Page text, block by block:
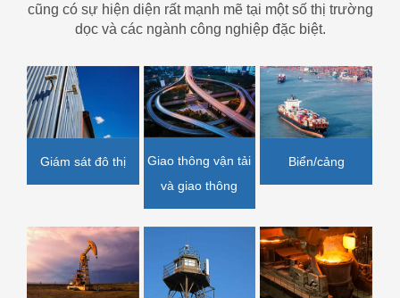
cũng có sự hiện diện rất mạnh mẽ tại một số thị trường
dọc và các ngành công nghiệp đặc biệt.
Giám sát đô thị
Giao thông vận tải
và giao thông
Biển/cảng